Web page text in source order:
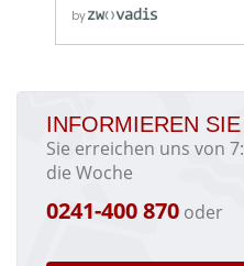
INFORMIEREN
Sie erreichen uns von
die Woche
0241-400 870 oder